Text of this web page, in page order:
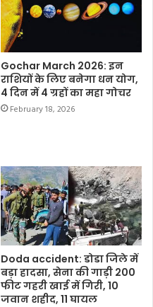
Gochar March 2026: इन
राशियों के लिए बनेगा धन योग,
4 दिन में 4 ग्रहों का महा गोचर
February 18, 2026
Doda accident: डोडा जिले में
बड़ा हादसा, सेना की गाड़ी 200
फीट गहरी खाई में गिरी, 10
जवान शहीद, 11 घायल